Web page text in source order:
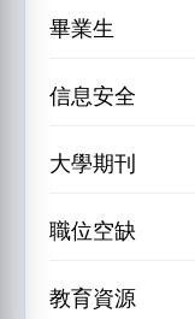
畢業生
信息安全
大學期刊
職位空缺
教育資源